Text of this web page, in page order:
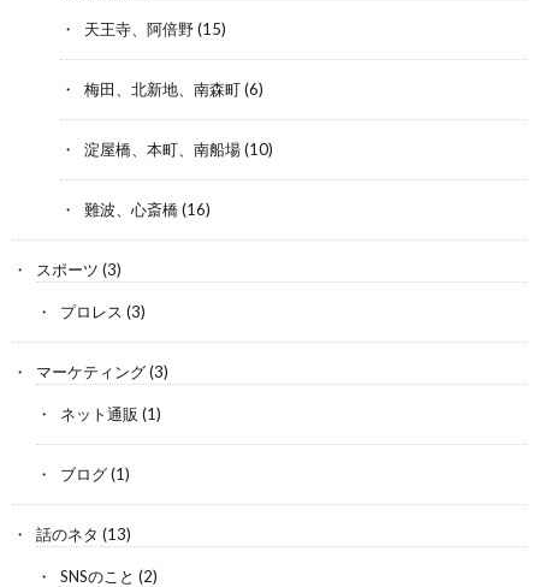
天王寺、阿倍野(15)
梅田、北新地、南森町(6)
淀屋橋、本町、南船場(10)
難波、心斎橋(16)
スポーツ (3)
プロレス (3)
マーケティング(3)
ネット通販 (1)
ブログ(1)
話のネタ (13)
SNSのこと (2)